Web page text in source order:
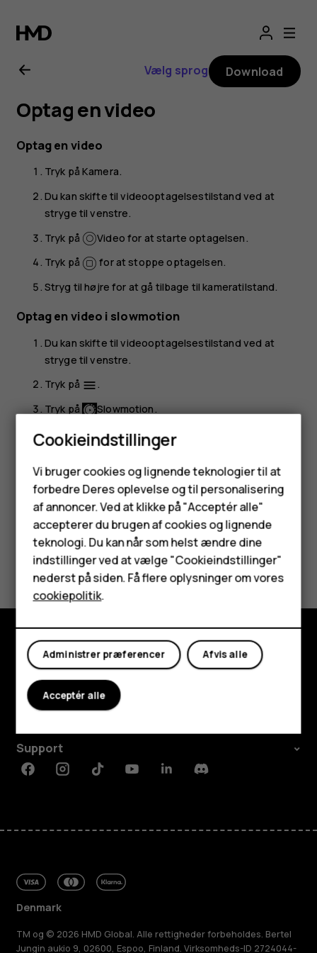
Brugervejledning
til
Nokia
2.1
Smartphones
Feature-telefoner
Tilbehør
HMD Terra M
Tablets
Min konto
Vælg sprog Download
Optag en video
Optag en video
Tryk påKamera.
Du kan skifte til videooptagelsestilstand ved at
stryge til venstre.
Tryk på
Video for at starte optagelsen.
Tryk på
for at stoppe optagelsen.
Stryg til højre for at gå tilbage til kameratilstand.
Optag en video i slowmotion
Du kan skifte til videooptagelsestilstand ved at
stryge til venstre.
Tryk på menu.
Tryk på
Slowmotion.
Tryk på
Slowmotionfor at starte optagelsen.
Synes du, dette var nyttigt?
Ja Nej
Udforsk
Om
Support
FacebookInstagramTiktokYoutubeLinkedinDiscord
Denmark
TM og © 2026 HMD Global. Alle rettigheder forbeholdes. Bertel
Jungin aukio 9, 02600, Espoo, Finland. Virksomheds-ID 2724044-
Cookieindstillinger
Vi bruger cookies og lignende teknologier til at
forbedre Deres oplevelse og til personalisering
af annoncer. Ved at klikke på "Acceptér alle"
accepterer du brugen af cookies og lignende
teknologi. Du kan når som helst ændre dine
indstillinger ved at vælge "Cookieindstillinger"
nederst på siden. Få flere oplysninger om vores
cookiepolitik.
Afvis alle
Administrer præferencer
Acceptér alle